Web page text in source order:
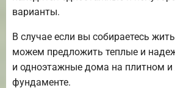
варианты.
В случае если вы собираетесь
можем предложить теплые и
и одноэтажные дома на плитном и
фундаменте.